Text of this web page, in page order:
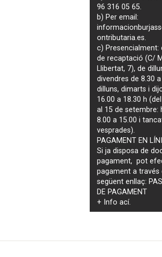
96 316 05 65.
b) Per email:
ontributaria.es.
c) Presencialment:
de recaptació (C/
Llibertat, 7), de
divendres de 8.30
dilluns, dimarts i
16.00 a 18.30 h
al 15 de setembre:
8.00 a 15.00 i
vesprades).
PAGAMENT EN
Si ja disposa de
pagament, pot
pagament a través
següent enllaç:
DE PAGAMENT
+ Infoací.